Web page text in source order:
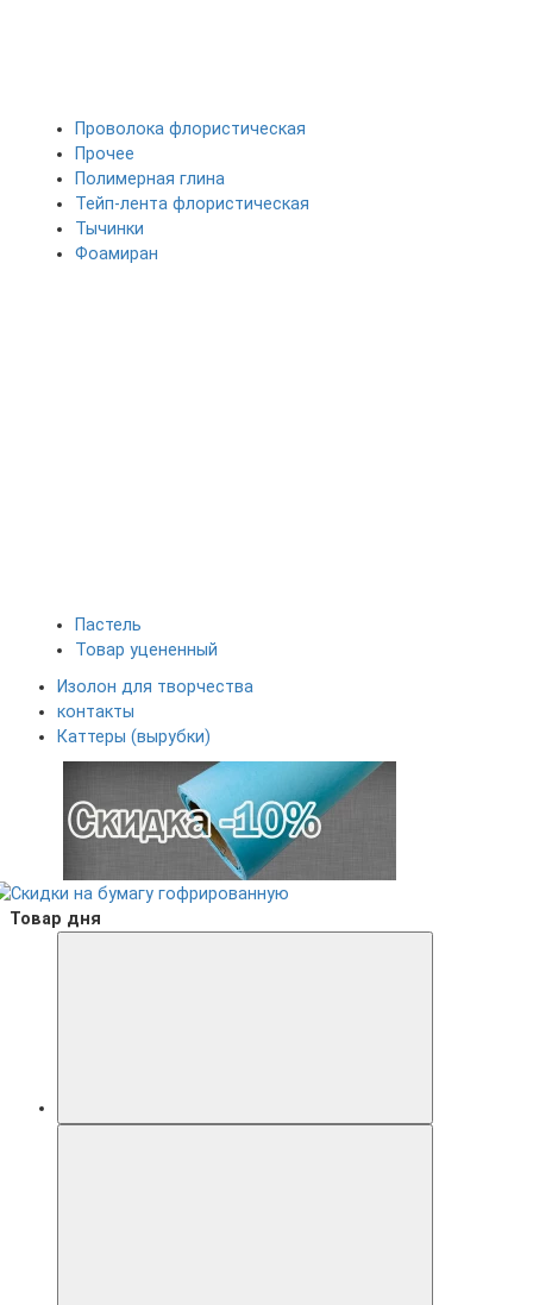
Проволока флористическая
Прочее
Полимерная глина
Тейп-лента флористическая
Тычинки
Фоамиран
Пастель
Товар уцененный
Изолон для творчества
контакты
Каттеры (вырубки)
Товар дня